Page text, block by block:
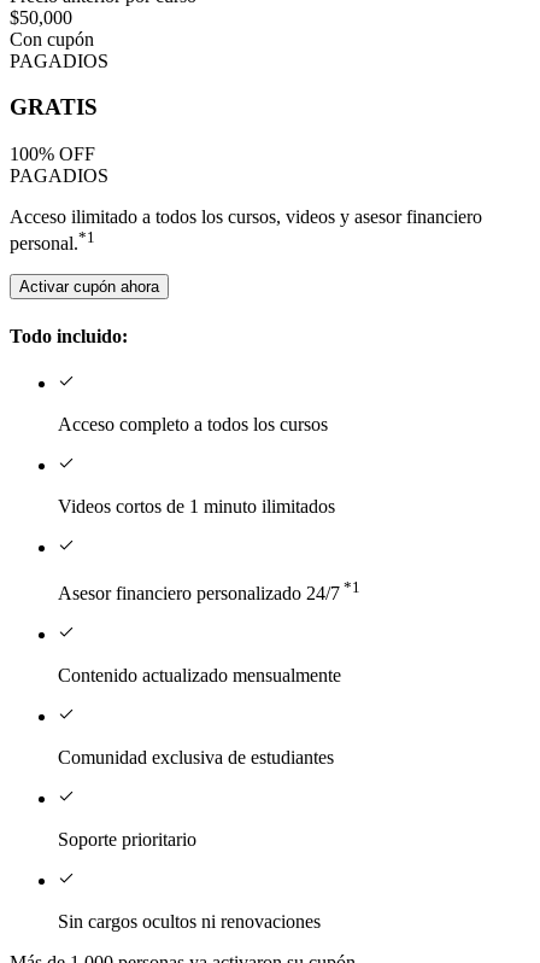
$50,000
Con cupón
PAGADIOS
GRATIS
100% OFF
PAGADIOS
Acceso ilimitado a todos los cursos, videos y asesor financiero
personal.*1
Activar cupón ahora
Todo incluido:
Acceso completo a todos los cursos
Videos cortos de 1 minuto ilimitados
Asesor financiero personalizado 24/7 *1
Contenido actualizado mensualmente
Comunidad exclusiva de estudiantes
Soporte prioritario
Sin cargos ocultos ni renovaciones